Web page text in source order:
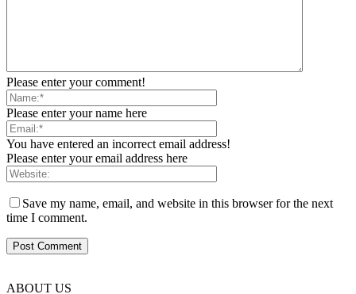
Please enter your comment!
Please enter your name here
You have entered an incorrect email address!
Please enter your email address here
Save my name, email, and website in this browser for the next
time I comment.
ABOUT US